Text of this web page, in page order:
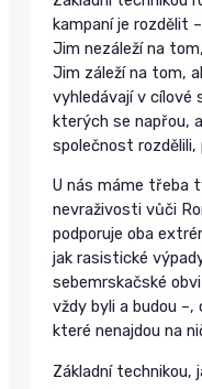
kampaní je rozdělit
Jim nezáleží na
Jim záleží na tom,
vyhledávají v cílové
kterých se napřou,
společnost rozdělili,
U nás máme třeba
nevraživosti vůči
podporuje oba
jak rasistické
sebemrskačské
vždy byli a budou –,
které nenajdou na
Základní